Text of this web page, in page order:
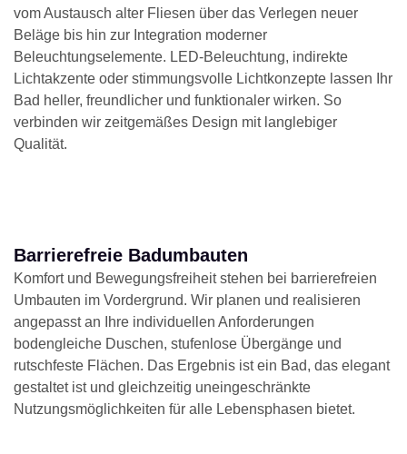
vom Austausch alter Fliesen über das Verlegen neuer
Beläge bis hin zur Integration moderner
Beleuchtungselemente. LED-Beleuchtung, indirekte
Lichtakzente oder stimmungsvolle Lichtkonzepte lassen Ihr
Bad heller, freundlicher und funktionaler wirken. So
verbinden wir zeitgemäßes Design mit langlebiger
Qualität.
Barrierefreie Badumbauten
Komfort und Bewegungsfreiheit stehen bei barrierefreien
Umbauten im Vordergrund. Wir planen und realisieren
angepasst an Ihre individuellen Anforderungen
bodengleiche Duschen, stufenlose Übergänge und
rutschfeste Flächen. Das Ergebnis ist ein Bad, das elegant
gestaltet ist und gleichzeitig uneingeschränkte
Nutzungsmöglichkeiten für alle Lebensphasen bietet.